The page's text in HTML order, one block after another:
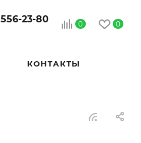
0 0
23-80
КОНТАКТЫ